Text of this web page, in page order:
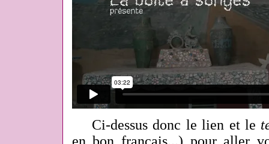
Ci-dessus donc le lien et le